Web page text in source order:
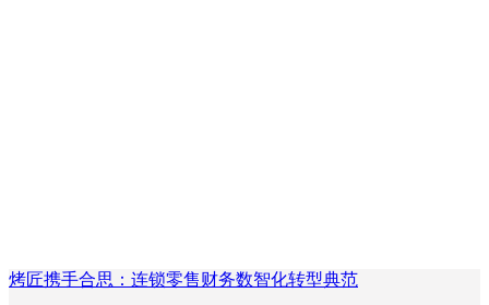
烤匠携手合思：连锁零售财务数智化转型典范